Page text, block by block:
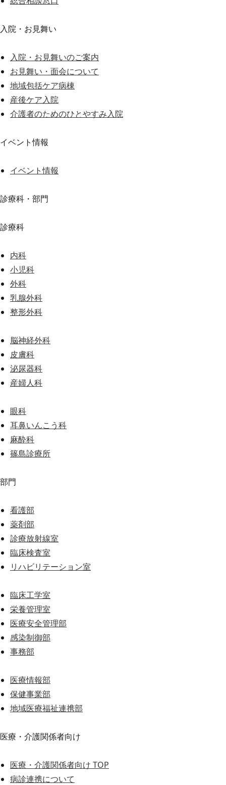
入院・お見舞い
入院・お見舞いのご案内
お見舞い・面会について
地域包括ケア病棟
産後ケア入院
介護者のためのひとやすみ入院
イベント情報
イベント情報
診療科・部門
診療科
内科
小児科
外科
乳腺外科
整形外科
脳神経外科
皮膚科
泌尿器科
産婦人科
眼科
耳鼻いんこう科
麻酔科
篠島診療所
部門
看護部
薬剤部
診療放射線室
臨床検査室
リハビリテーション室
臨床工学室
栄養管理室
医療安全管理部
感染制御部
事務部
医療情報部
保健事業部
地域医療福祉連携部
医療・介護関係者向け
医療・介護関係者向け TOP
病診連携について